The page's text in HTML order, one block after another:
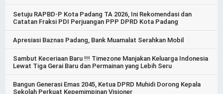
Setuju RAPBD-P Kota Padang TA 2026, Ini Rekomendasi dan
Catatan Fraksi PDI Perjuangan PPP DPRD Kota Padang
Apresiasi Baznas Padang, Bank Muamalat Serahkan Mobil
Sambut Keceriaan Baru !!! Timezone Manjakan Keluarga Indonesia
Lewat Tiga Gerai Baru dan Permainan yang Lebih Seru
Bangun Generasi Emas 2045, Ketua DPRD Muhidi Dorong Kepala
Sekolah Perkuat Kepemimpinan Visioner